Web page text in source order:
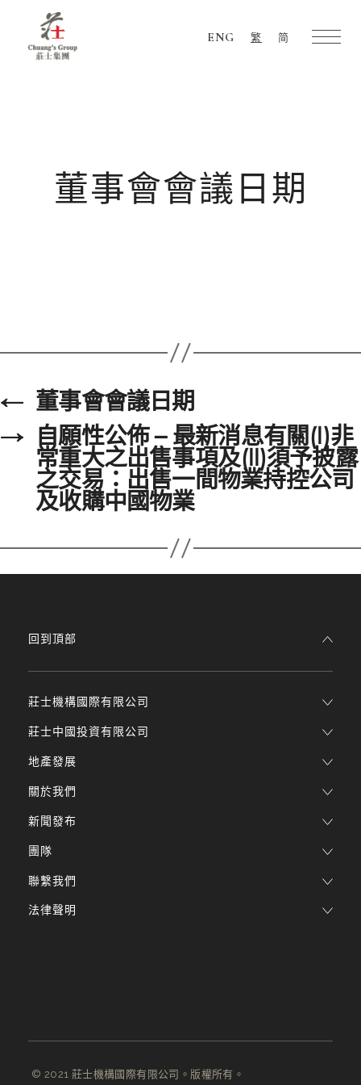
ENG 繁 简
董事會會議日期
← 董事會會議日期
→ 自願性公佈 – 最新消息有關(I)非
常重大之出售事項及(II)須予披露
之交易：出售一間物業持控公司
及收購中國物業
莊士機構國際有限公司
莊士中國投資有限公司
地產發展
關於我們
新聞發布
團隊
回到頂部
聯繫我們
法律聲明
© 2021 莊士機構國際有限公司。版權所有。